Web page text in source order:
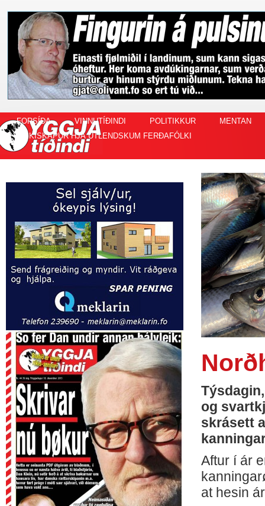
FORSÍÐA VINNUTÍÐINDI POLITIKKUR
MENTAN
FISKISKAPUR HJÁ ÚTLENDSKUM FERÐAFÓLKI
og
skrásett
Aftur í ár
at hesin